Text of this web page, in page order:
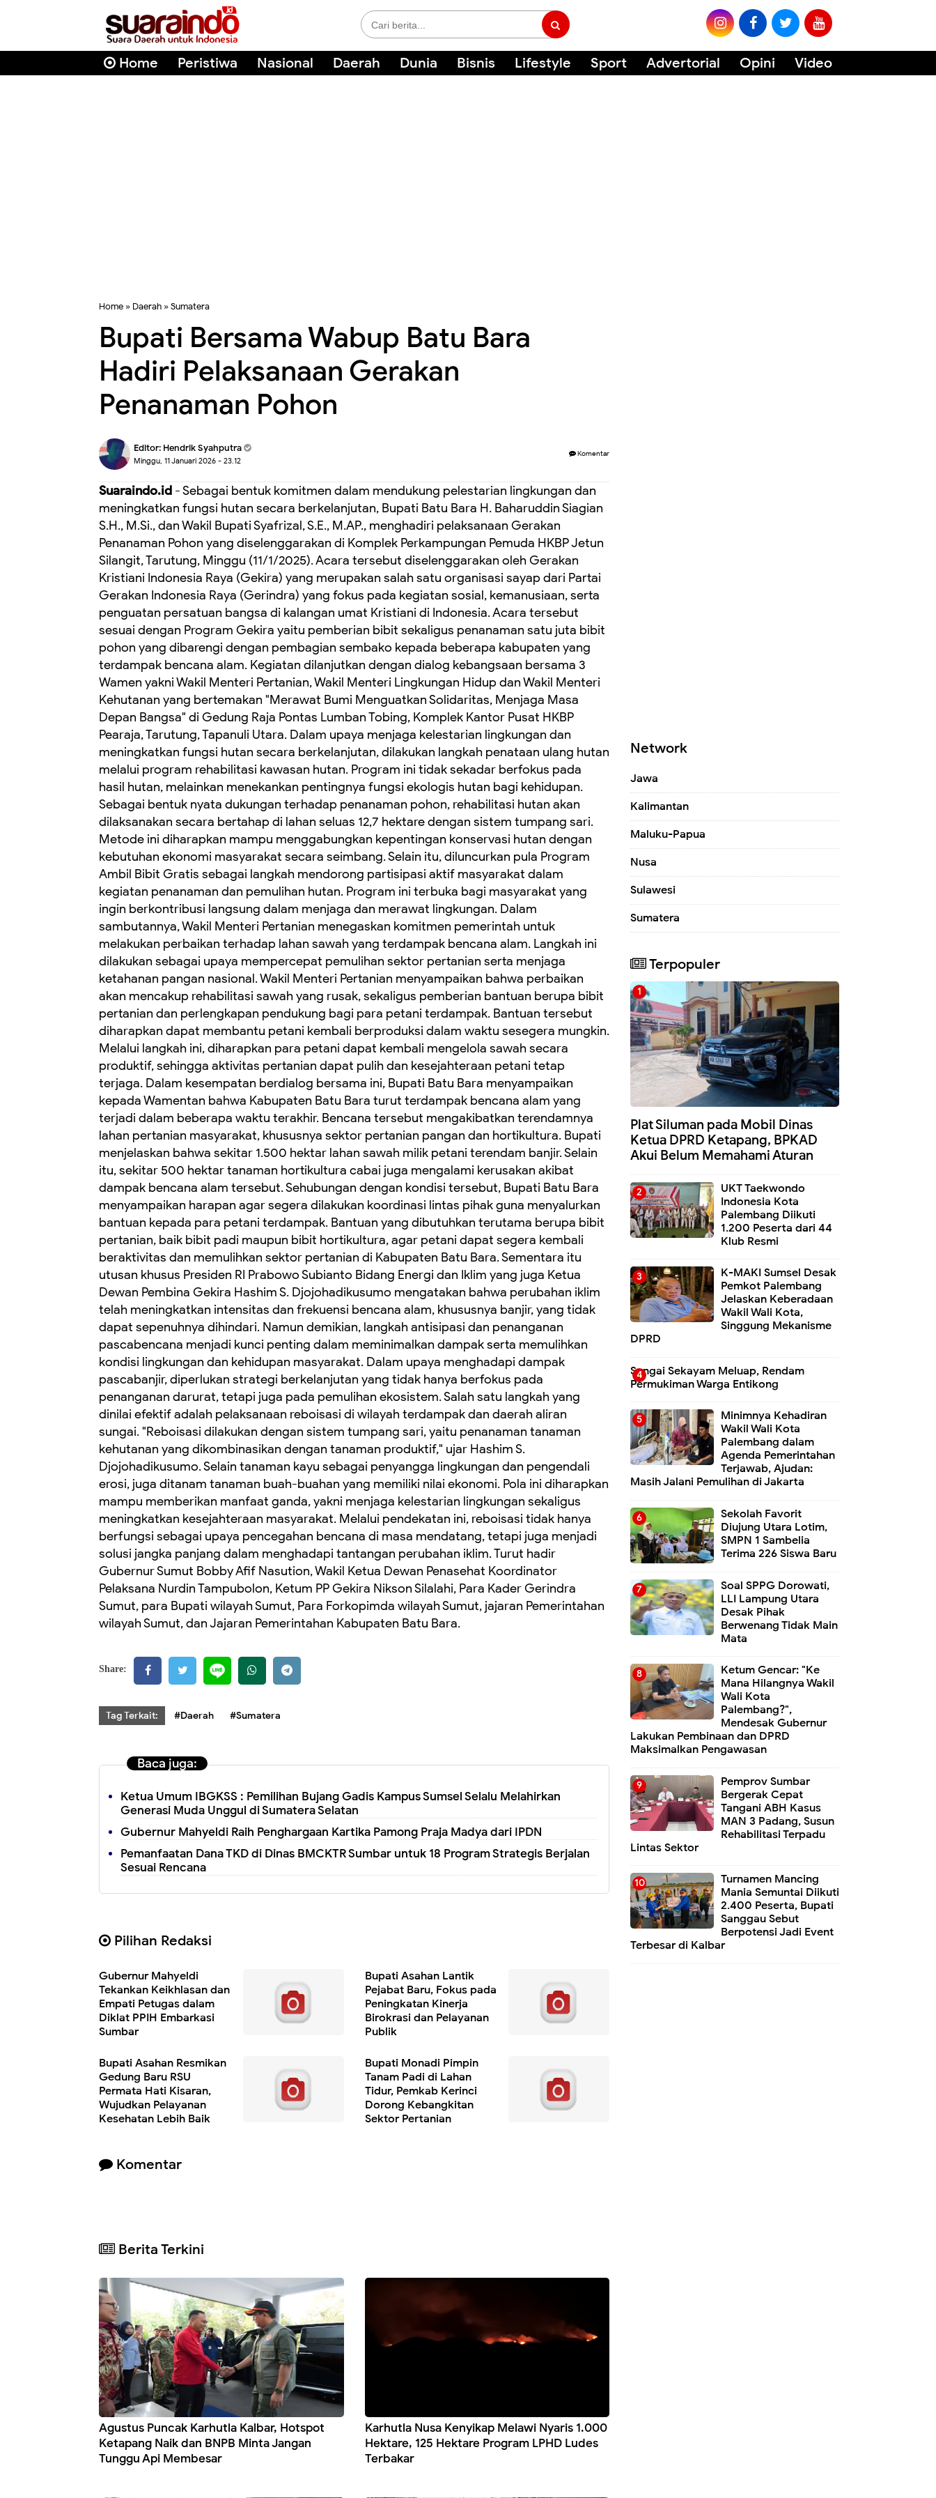
Home Peristiwa Nasional Daerah Dunia Bisnis Lifestyle Sport Advertorial Opini Video
Home » Daerah »Sumatera
Bupati Bersama Wabup Batu Bara
Hadiri Pelaksanaan Gerakan
Penanaman Pohon
Editor: Hendrik Syahputra
Minggu, 11 Januari 2026 - 23.12
Komentar
Suaraindo.id - Sebagai bentuk komitmen dalam mendukung pelestarian lingkungan dan
meningkatkan fungsi hutan secara berkelanjutan, Bupati Batu Bara H. Baharuddin Siagian
S.H., M.Si., dan Wakil Bupati Syafrizal, S.E., M.AP., menghadiri pelaksanaan Gerakan
Penanaman Pohon yang diselenggarakan di Komplek Perkampungan Pemuda HKBP Jetun
Silangit, Tarutung, Minggu (11/1/2025). Acara tersebut diselenggarakan oleh Gerakan
Kristiani Indonesia Raya (Gekira) yang merupakan salah satu organisasi sayap dari Partai
Gerakan Indonesia Raya (Gerindra) yang fokus pada kegiatan sosial, kemanusiaan, serta
penguatan persatuan bangsa di kalangan umat Kristiani di Indonesia. Acara tersebut
sesuai dengan Program Gekira yaitu pemberian bibit sekaligus penanaman satu juta bibit
pohon yang dibarengi dengan pembagian sembako kepada beberapa kabupaten yang
terdampak bencana alam. Kegiatan dilanjutkan dengan dialog kebangsaan bersama 3
Wamen yakni Wakil Menteri Pertanian, Wakil Menteri Lingkungan Hidup dan Wakil Menteri
Kehutanan yang bertemakan "Merawat Bumi Menguatkan Solidaritas, Menjaga Masa
Depan Bangsa" di Gedung Raja Pontas Lumban Tobing, Komplek Kantor Pusat HKBP
Pearaja, Tarutung, Tapanuli Utara. Dalam upaya menjaga kelestarian lingkungan dan
meningkatkan fungsi hutan secara berkelanjutan, dilakukan langkah penataan ulang hutan
melalui program rehabilitasi kawasan hutan. Program ini tidak sekadar berfokus pada
hasil hutan, melainkan menekankan pentingnya fungsi ekologis hutan bagi kehidupan.
Sebagai bentuk nyata dukungan terhadap penanaman pohon, rehabilitasi hutan akan
dilaksanakan secara bertahap di lahan seluas 12,7 hektare dengan sistem tumpang sari.
Metode ini diharapkan mampu menggabungkan kepentingan konservasi hutan dengan
kebutuhan ekonomi masyarakat secara seimbang. Selain itu, diluncurkan pula Program
Ambil Bibit Gratis sebagai langkah mendorong partisipasi aktif masyarakat dalam
kegiatan penanaman dan pemulihan hutan. Program ini terbuka bagi masyarakat yang
ingin berkontribusi langsung dalam menjaga dan merawat lingkungan. Dalam
sambutannya, Wakil Menteri Pertanian menegaskan komitmen pemerintah untuk
melakukan perbaikan terhadap lahan sawah yang terdampak bencana alam. Langkah ini
dilakukan sebagai upaya mempercepat pemulihan sektor pertanian serta menjaga
ketahanan pangan nasional. Wakil Menteri Pertanian menyampaikan bahwa perbaikan
akan mencakup rehabilitasi sawah yang rusak, sekaligus pemberian bantuan berupa bibit
pertanian dan perlengkapan pendukung bagi para petani terdampak. Bantuan tersebut
diharapkan dapat membantu petani kembali berproduksi dalam waktu sesegera mungkin.
Melalui langkah ini, diharapkan para petani dapat kembali mengelola sawah secara
produktif, sehingga aktivitas pertanian dapat pulih dan kesejahteraan petani tetap
terjaga. Dalam kesempatan berdialog bersama ini, Bupati Batu Bara menyampaikan
kepada Wamentan bahwa Kabupaten Batu Bara turut terdampak bencana alam yang
terjadi dalam beberapa waktu terakhir. Bencana tersebut mengakibatkan terendamnya
lahan pertanian masyarakat, khususnya sektor pertanian pangan dan hortikultura. Bupati
menjelaskan bahwa sekitar 1.500 hektar lahan sawah milik petani terendam banjir. Selain
itu, sekitar 500 hektar tanaman hortikultura cabai juga mengalami kerusakan akibat
dampak bencana alam tersebut. Sehubungan dengan kondisi tersebut, Bupati Batu Bara
menyampaikan harapan agar segera dilakukan koordinasi lintas pihak guna menyalurkan
bantuan kepada para petani terdampak. Bantuan yang dibutuhkan terutama berupa bibit
pertanian, baik bibit padi maupun bibit hortikultura, agar petani dapat segera kembali
beraktivitas dan memulihkan sektor pertanian di Kabupaten Batu Bara. Sementara itu
utusan khusus Presiden RI Prabowo Subianto Bidang Energi dan Iklim yang juga Ketua
Dewan Pembina Gekira Hashim S. Djojohadikusumo mengatakan bahwa perubahan iklim
telah meningkatkan intensitas dan frekuensi bencana alam, khususnya banjir, yang tidak
dapat sepenuhnya dihindari. Namun demikian, langkah antisipasi dan penanganan
pascabencana menjadi kunci penting dalam meminimalkan dampak serta memulihkan
kondisi lingkungan dan kehidupan masyarakat. Dalam upaya menghadapi dampak
pascabanjir, diperlukan strategi berkelanjutan yang tidak hanya berfokus pada
penanganan darurat, tetapi juga pada pemulihan ekosistem. Salah satu langkah yang
dinilai efektif adalah pelaksanaan reboisasi di wilayah terdampak dan daerah aliran
sungai. "Reboisasi dilakukan dengan sistem tumpang sari, yaitu penanaman tanaman
kehutanan yang dikombinasikan dengan tanaman produktif," ujar Hashim S.
Djojohadikusumo. Selain tanaman kayu sebagai penyangga lingkungan dan pengendali
erosi, juga ditanam tanaman buah-buahan yang memiliki nilai ekonomi. Pola ini diharapkan
mampu memberikan manfaat ganda, yakni menjaga kelestarian lingkungan sekaligus
meningkatkan kesejahteraan masyarakat. Melalui pendekatan ini, reboisasi tidak hanya
berfungsi sebagai upaya pencegahan bencana di masa mendatang, tetapi juga menjadi
solusi jangka panjang dalam menghadapi tantangan perubahan iklim. Turut hadir
Gubernur Sumut Bobby Afif Nasution, Wakil Ketua Dewan Penasehat Koordinator
Pelaksana Nurdin Tampubolon, Ketum PP Gekira Nikson Silalahi, Para Kader Gerindra
Sumut, para Bupati wilayah Sumut, Para Forkopimda wilayah Sumut, jajaran Pemerintahan
wilayah Sumut, dan Jajaran Pemerintahan Kabupaten Batu Bara.
Share:
Tag Terkait: #Daerah #Sumatera
Baca juga:
Ketua Umum IBGKSS : Pemilihan Bujang Gadis Kampus Sumsel Selalu Melahirkan
Generasi Muda Unggul di Sumatera Selatan
Gubernur Mahyeldi Raih Penghargaan Kartika Pamong Praja Madya dari IPDN
Pemanfaatan Dana TKD di Dinas BMCKTR Sumbar untuk 18 Program Strategis Berjalan
Sesuai Rencana
Pilihan Redaksi
Gubernur Mahyeldi
Tekankan Keikhlasan dan
Empati Petugas dalam
Diklat PPIH Embarkasi
Sumbar
Bupati Asahan Lantik
Pejabat Baru, Fokus pada
Peningkatan Kinerja
Birokrasi dan Pelayanan
Publik
Bupati Asahan Resmikan
Gedung Baru RSU
Permata Hati Kisaran,
Wujudkan Pelayanan
Kesehatan Lebih Baik
Bupati Monadi Pimpin
Tanam Padi di Lahan
Tidur, Pemkab Kerinci
Dorong Kebangkitan
Sektor Pertanian
Komentar
Berita Terkini
Agustus Puncak Karhutla Kalbar, Hotspot
Ketapang Naik dan BNPB Minta Jangan
Tunggu Api Membesar
Karhutla Nusa Kenyikap Melawi Nyaris 1.000
Hektare, 125 Hektare Program LPHD Ludes
Terbakar
Network
Jawa
Kalimantan
Maluku-Papua
Nusa
Sulawesi
Sumatera
Terpopuler
Plat Siluman pada Mobil Dinas
Ketua DPRD Ketapang, BPKAD
Akui Belum Memahami Aturan
UKT Taekwondo
Indonesia Kota
Palembang Diikuti
1.200 Peserta dari 44
Klub Resmi
K-MAKI Sumsel Desak
Pemkot Palembang
Jelaskan Keberadaan
Wakil Wali Kota,
Singgung Mekanisme
DPRD
Sungai Sekayam Meluap, Rendam
Permukiman Warga Entikong
Minimnya Kehadiran
Wakil Wali Kota
Palembang dalam
Agenda Pemerintahan
Terjawab, Ajudan:
Masih Jalani Pemulihan di Jakarta
Sekolah Favorit
Diujung Utara Lotim,
SMPN 1 Sambelia
Terima 226 Siswa Baru ‎
Soal SPPG Dorowati,
LLI Lampung Utara
Desak Pihak
Berwenang Tidak Main
Mata
Ketum Gencar: "Ke
Mana Hilangnya Wakil
Wali Kota
Palembang?",
Mendesak Gubernur
Lakukan Pembinaan dan DPRD
Maksimalkan Pengawasan
Pemprov Sumbar
Bergerak Cepat
Tangani ABH Kasus
MAN 3 Padang, Susun
Rehabilitasi Terpadu
Lintas Sektor
Turnamen Mancing
Mania Semuntai Diikuti
2.400 Peserta, Bupati
Sanggau Sebut
Berpotensi Jadi Event
Terbesar di Kalbar